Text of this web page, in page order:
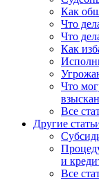
Как
Что
Что
Как
Что
Все
Другие
и
Все